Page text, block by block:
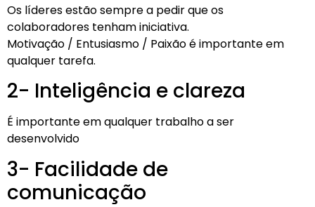
Os líderes estão sempre a pedir que os
colaboradores tenham iniciativa.
Motivação / Entusiasmo / Paixão é importante em
qualquer tarefa.
2- Inteligência e clareza
É importante em qualquer trabalho a ser
desenvolvido
3- Facilidade de
comunicação